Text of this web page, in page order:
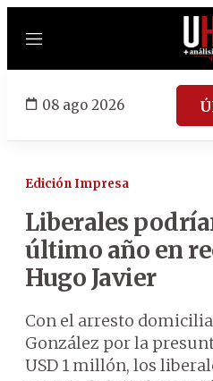
Menú
08 ago 2026
Edición Impresa
Liberales
último año en
Hugo Javier
Con el arresto
González por la
USD 1 millón, los